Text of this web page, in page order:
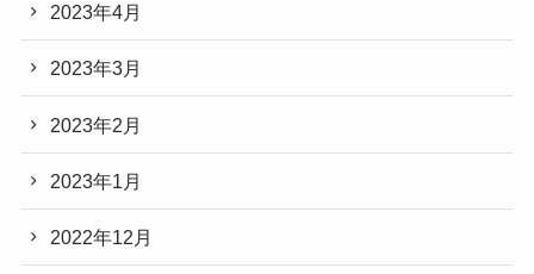
2023年4月
2023年3月
2023年2月
2023年1月
2022年12月